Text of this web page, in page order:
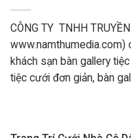
CÔNG TY TNHH
www.namthumedia.com)
khách sạn bàn gallery
tiệc cưới đơn giản, bàn